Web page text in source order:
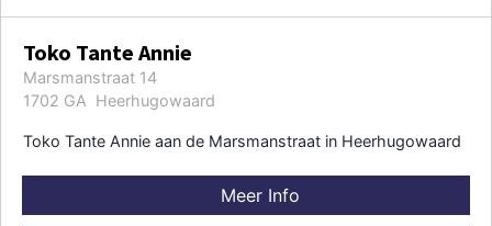
Toko Tante Annie
Marsmanstraat 14
1702 GA Heerhugowaard
Toko Tante Annie aan de Marsmanstraat in Heerhugowaard
Meer Info